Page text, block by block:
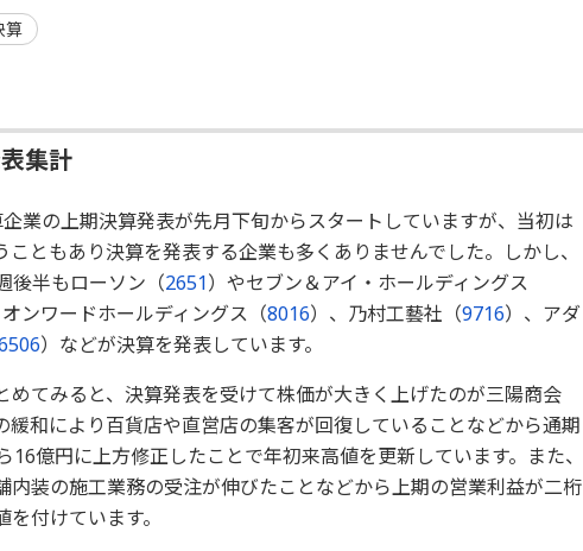
算
集計
業の上期決算発表が先月下旬からスタートしていますが、当初は
ともあり決算を発表する企業も多くありませんでした。しかし、
後半もローソン（2651）やセブン＆アイ・ホールディングス
ンワードホールディングス（8016）、乃村工藝社（9716）、アダ
）などが決算を発表しています。
めてみると、決算発表を受けて株価が大きく上げたのが三陽商会
緩和により百貨店や直営店の集客が回復していることなどから通期
億円に上方修正したことで年初来高値を更新しています。また、
内装の施工業務の受注が伸びたことなどから上期の営業利益が二桁
付けています。